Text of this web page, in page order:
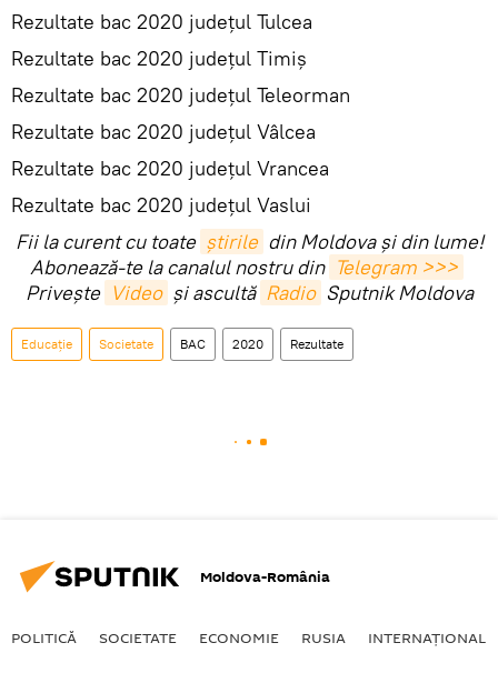
Rezultate bac 2020 județul Tulcea
Rezultate bac 2020 județul Timiș
Rezultate bac 2020 județul Teleorman
Rezultate bac 2020 județul Vâlcea
Rezultate bac 2020 județul Vrancea
Rezultate bac 2020 județul Vaslui
Fii la curent cu toate știrile din Moldova și din lume!
Abonează-te la canalul nostru din Telegram >>>
Privește Video și ascultă Radio Sputnik Moldova
Educație Societate BAC 2020 Rezultate
Moldova-România
POLITICĂ SOCIETATE ECONOMIE RUSIA INTERNAŢIONAL